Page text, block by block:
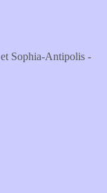
Sophia-Antipolis -